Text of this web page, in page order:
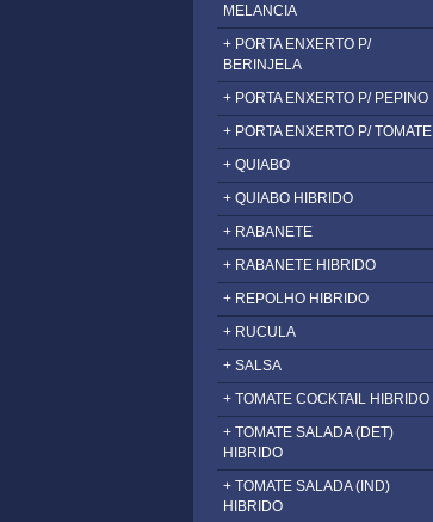
MELANCIA
+ PORTA ENXERTO P/
BERINJELA
+ PORTA ENXERTO P/ PEPINO
+ PORTA ENXERTO P/ TOMATE
+ QUIABO
+ QUIABO HIBRIDO
+ RABANETE
+ RABANETE HIBRIDO
+ REPOLHO HIBRIDO
+ RUCULA
+ SALSA
+ TOMATE COCKTAIL HIBRIDO
+ TOMATE SALADA (DET)
HIBRIDO
+ TOMATE SALADA (IND)
HIBRIDO